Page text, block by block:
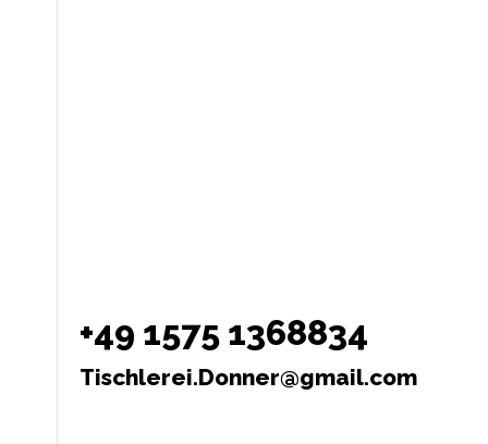
+49 1575 1368834
Tischlerei.Donner@gmail.com